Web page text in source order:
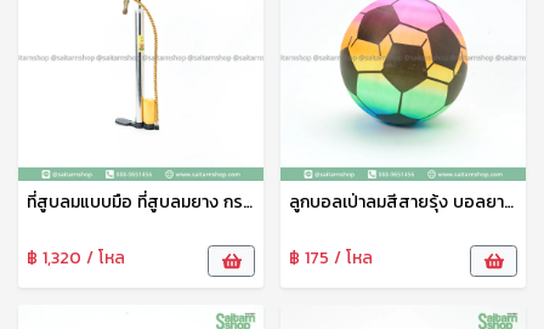
ที่สูบลมแบบมือ ที่สูบลมยาง กระบอกสูบลม TL-16128 ตราTL สดวก ไม่ยุ่งยาก
฿ 1,320 / โหล
ลูกบอลเป่าลมสีสายรุ้ง บอลยางเด้งดิ๋ง ของเล่นลูกบอลลม No.03440
฿ 175 / โหล